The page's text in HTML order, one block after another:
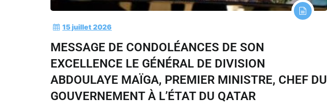
15 juillet 2026
MESSAGE DE CONDOLÉANCES DE SON
EXCELLENCE LE GÉNÉRAL DE DIVISION
ABDOULAYE MAÏGA, PREMIER MINISTRE, CHEF DU
GOUVERNEMENT À L’ÉTAT DU QATAR